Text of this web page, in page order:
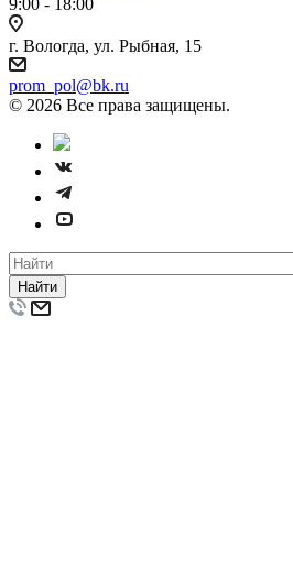
9:00 - 18:00
г. Вологда, ул. Рыбная, 15
prom_pol@bk.ru
© 2026 Все права защищены.
Найти